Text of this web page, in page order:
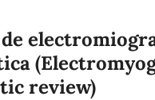
review)